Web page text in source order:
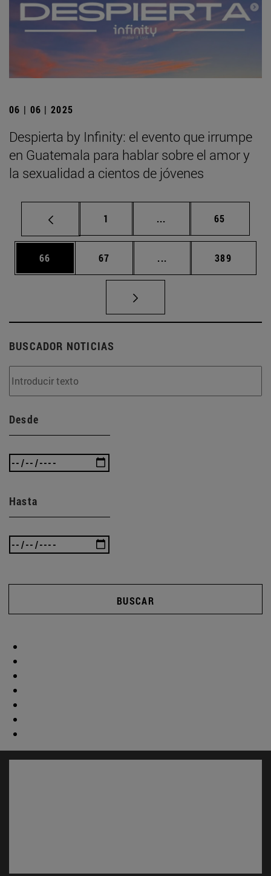
06 | 06 | 2025
Despierta by Infinity: el evento que irrumpe
en Guatemala para hablar sobre el amor y
la sexualidad a cientos de jóvenes
Página
1 ... Páginas intermedias
Página
65
Página
66 Página
67 ... Páginas intermedias
Página
389
BUSCADOR NOTICIAS
Desde
Hasta
BUSCAR